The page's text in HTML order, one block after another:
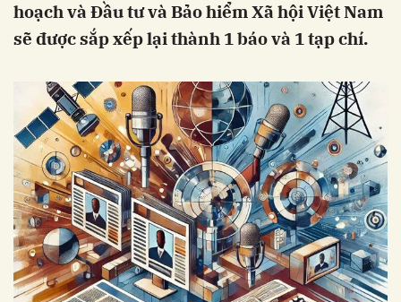
hoạch và Đầu tư và Bảo hiểm Xã hội Việt Nam
sẽ được sắp xếp lại thành 1 báo và 1 tạp chí.
Hủy Gửi